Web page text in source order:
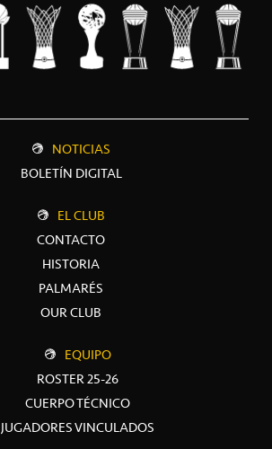
NOTICIAS
BOLETÍN DIGITAL
EL CLUB
CONTACTO
HISTORIA
PALMARÉS
OUR CLUB
EQUIPO
ROSTER 25-26
CUERPO TÉCNICO
JUGADORES VINCULADOS